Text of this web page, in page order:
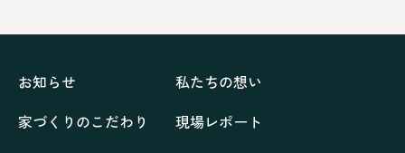
住み継ぐ家
優美な「家」
光に集う家
喜びをデザインする家
四角で彩る家
お知らせ
私たちの想い
家づくりのこだわり
現場レポート